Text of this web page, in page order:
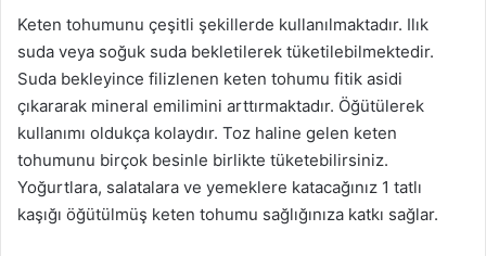
Keten tohumunu çeşitli şekillerde kullanılmaktadır. Ilık
suda veya soğuk suda bekletilerek tüketilebilmektedir.
Suda bekleyince filizlenen keten tohumu fitik asidi
çıkararak mineral emilimini arttırmaktadır. Öğütülerek
kullanımı oldukça kolaydır. Toz haline gelen keten
tohumunu birçok besinle birlikte tüketebilirsiniz.
Yoğurtlara, salatalara ve yemeklere katacağınız 1 tatlı
kaşığı öğütülmüş keten tohumu sağlığınıza katkı sağlar.